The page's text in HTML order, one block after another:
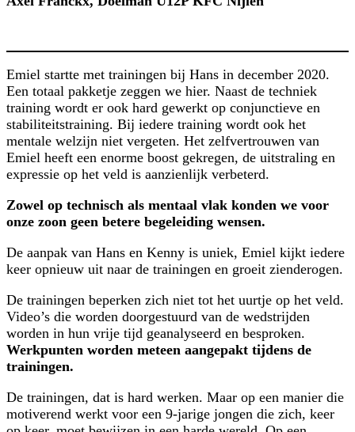
Emiel startte met trainingen bij Hans in december 2020.
Een totaal pakketje zeggen we hier. Naast de techniek
training wordt er ook hard gewerkt op conjunctieve en
stabiliteitstraining. Bij iedere training wordt ook het
mentale welzijn niet vergeten. Het zelfvertrouwen van
Emiel heeft een enorme boost gekregen, de uitstraling en
expressie op het veld is aanzienlijk verbeterd.
Zowel op technisch als mentaal vlak konden we voor
onze zoon geen betere begeleiding wensen.
De aanpak van Hans en Kenny is uniek, Emiel kijkt iedere
keer opnieuw uit naar de trainingen en groeit zienderogen.
De trainingen beperken zich niet tot het uurtje op het veld.
Video’s die worden doorgestuurd van de wedstrijden
worden in hun vrije tijd geanalyseerd en besproken.
Werkpunten worden meteen aangepakt tijdens de
trainingen.
De trainingen, dat is hard werken. Maar op een manier die
motiverend werkt voor een 9-jarige jongen die zich, keer